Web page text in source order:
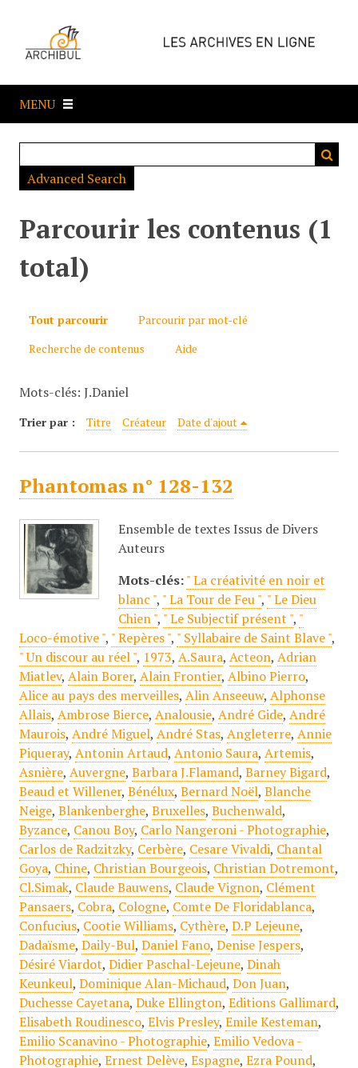
e
a
MENU
Advanced Search
Parcourir les contenus (1
total)
Tout parcourir
Parcourir par mot-clé
Recherche de contenus
Aide
Mots-clés: J.Daniel
Trier par : Titre Créateur Date d'ajout
Phantomas n° 128-132
Ensemble de textes Issus de Divers
Auteurs
Mots-clés: " La créativité en noir et
blanc ", " La Tour de Feu ", " Le Dieu
Chien ", " Le Subjectif présent ", "
Loco-émotive ", " Repères ", " Syllabaire de Saint Blave ",
" Un discour au réel ", 1973, A.Saura, Acteon, Adrian
Miatlev, Alain Borer, Alain Frontier, Albino Pierro,
Alice au pays des merveilles, Alin Anseeuw, Alphonse
Allais, Ambrose Bierce, Analousie, André Gide, André
Maurois, André Miguel, André Stas, Angleterre, Annie
Piqueray, Antonin Artaud, Antonio Saura, Artemis,
Asnière, Auvergne, Barbara J.Flamand, Barney Bigard,
Beaud et Willener, Bénélux, Bernard Noël, Blanche
Neige, Blankenberghe, Bruxelles, Buchenwald,
Byzance, Canou Boy, Carlo Nangeroni - Photographie,
Carlos de Radzitzky, Cerbère, Cesare Vivaldi, Chantal
Goya, Chine, Christian Bourgeois, Christian Dotremont,
Cl.Simak, Claude Bauwens, Claude Vignon, Clément
Pansaers, Cobra, Cologne, Comte De Floridablanca,
Confucius, Cootie Williams, Cythère, D.P Lejeune,
Dadaïsme, Daily-Bul, Daniel Fano, Denise Jespers,
Désiré Viardot, Didier Paschal-Lejeune, Dinah
Keunkeul, Dominique Alan-Michaud, Don Juan,
Duchesse Cayetana, Duke Ellington, Editions Gallimard,
Elisabeth Roudinesco, Elvis Presley, Emile Kesteman,
Emilio Scanavino - Photographie, Emilio Vedova -
Photographie, Ernest Delève, Espagne, Ezra Pound,